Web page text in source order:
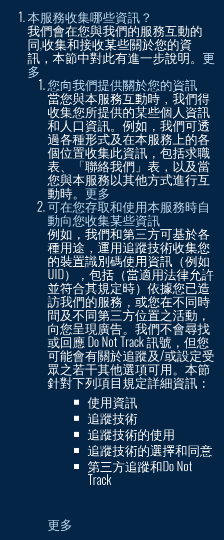
本服務收集哪些資訊？
我們會在您與我們的服務互動的
同,收集和接收某些關於您的資
訊，本節中對此有進一步說明。 更
多
您向我們提供關於您的資訊
當您與本服務互動時，我們得
收集您所提供的某些個人資訊
和人口資訊。例如，我們可透
過各種形式及在本服務上的各
個位置收集此資訊，包括求職
表、「聯絡我們」表，以及當
您與本服務以其他方式進行互
動時。 更多
可在您存取和使用本服務時自
動向您收集某些資訊
例如，我們和第三方可基於各
種用途，運用追蹤技術收集您
的裝置識別碼使用資訊（例如
UID），包括（當適用法律允許
並符合其規定時）依據您已造
訪我們的服務，或您在不同時
間及不同第三方位置之活動，
向您呈現廣告。我們不會尋找
或回應 Do Not Track 訊號，但您
可能會有關於追蹤及/或設定受
眾之若干其他選項可用。本節
針對下列項目規定詳細資訊：
使用資訊
追蹤技術
追蹤技術的使用
追蹤技術的選擇和同意
第三方追蹤和Do Not
Track
更多